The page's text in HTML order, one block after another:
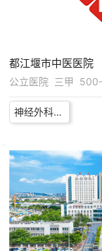
都江堰市中医医院
公立医院 三甲
神经外科医生